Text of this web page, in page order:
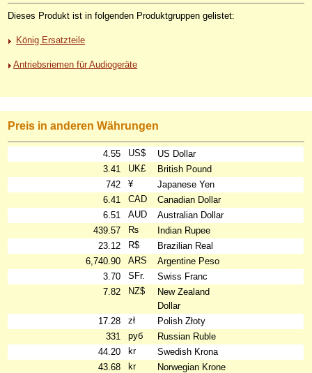
Dieses Produkt ist in folgenden Produktgruppen gelistet:
König Ersatzteile
Antriebsriemen für Audiogeräte
Preis in anderen Währungen
4.55 US$
US Dollar
3.41
UK£
British Pound
742
¥
Japanese Yen
6.41
CAD
Canadian Dollar
6.51
AUD
Australian Dollar
439.57
₨
Indian Rupee
23.12
R$
Brazilian Real
6,740.90
ARS
Argentine Peso
3.70
SFr.
Swiss Franc
7.82
NZ$
New Zealand
Dollar
17.28
zł
Polish Złoty
331
руб
Russian Ruble
44.20
kr
Swedish Krona
43.68
kr
Norwegian Krone